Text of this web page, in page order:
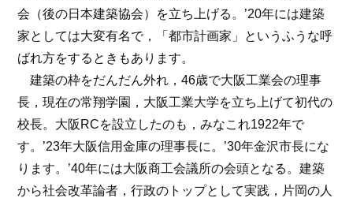
会（後の日本建築協会）を立ち上げる。’20年には建築
家としては大変有名で，「都市計画家」というふうな呼
ばれ方をするときもあります。
建築の枠をだんだん外れ，46歳で大阪工業会の理事
長，現在の常翔学園，大阪工業大学を立ち上げて初代の
校長。大阪RCを設立したのも，みなこれ1922年で
す。’23年大阪信用金庫の理事長に。’30年金沢市長にな
ります。’40年には大阪商工会議所の会頭となる。建築
から社会改革論者，行政のトップとして実践，片岡の人